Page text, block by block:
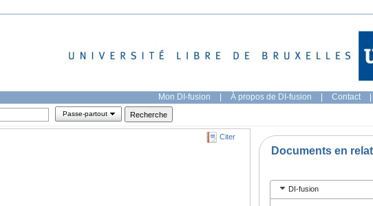
Mon DI-fusion | À propos de DI-fusion | Contact |
Passe-partout
Citer
Documents en
DI-fusion